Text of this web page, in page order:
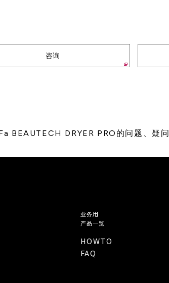
咨询
BEAUTECH DRYER PRO的问题、疑问
业务用
产品一览
HOWTO
FAQ